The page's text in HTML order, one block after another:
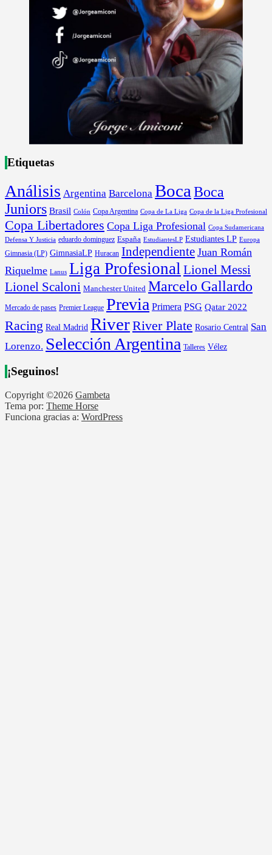
Etiquetas
Análisis Argentina Barcelona Boca Boca
Juniors Brasil Colón Copa Argentina Copa de La Liga Copa de la Liga Profesional
Copa Libertadores Copa Liga Profesional Copa Sudamericana
Defensa Y Justicia eduardo dominguez España EstudiantesLP Estudiantes LP Europa
Gimnasia (LP) GimnasiaLP Huracan Independiente Juan Román
Riquelme Lanus Liga Profesional Lionel Messi
Lionel Scaloni Manchester United Marcelo Gallardo
Mercado de pases Premier League Previa Primera PSG Qatar 2022
Racing Real Madrid RiverRiver Plate Rosario Central San
Lorenzo. Selección Argentina Talleres Vélez
¡Seguinos!
Copyright ©2026 Gambeta
Tema por: Theme Horse
Funciona gracias a: WordPress